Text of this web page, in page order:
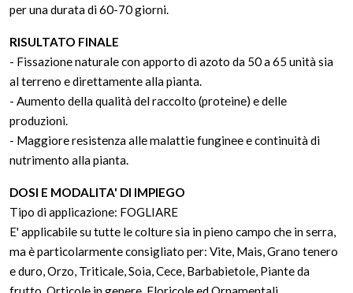
per una durata di 60-70 giorni.
RISULTATO FINALE
- Fissazione naturale con apporto di azoto da 50 a 65 unità sia
al terreno e direttamente alla pianta.
- Aumento della qualità del raccolto (proteine) e delle
produzioni.
- Maggiore resistenza alle malattie funginee e continuità di
nutrimento alla pianta.
DOSI E MODALITA' DI IMPIEGO
Tipo di applicazione: FOGLIARE
E' applicabile su tutte le colture sia in pieno campo che in serra,
ma è particolarmente consigliato per: Vite, Mais, Grano tenero
e duro, Orzo, Triticale, Soia, Cece, Barbabietole, Piante da